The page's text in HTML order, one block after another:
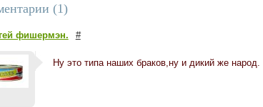
(1)
фишермэн. #
Ну это типа наших браков,ну и дикий же народ.